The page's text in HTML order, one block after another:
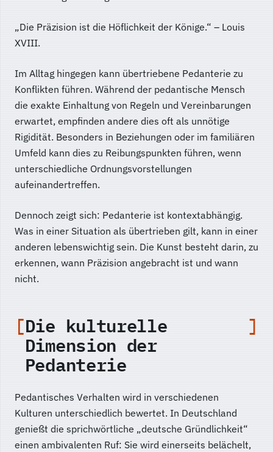
„Die Präzision ist die Höflichkeit der Könige.“ – Louis
XVIII.
Im Alltag hingegen kann übertriebene Pedanterie zu
Konflikten führen. Während der pedantische Mensch
die exakte Einhaltung von Regeln und Vereinbarungen
erwartet, empfinden andere dies oft als unnötige
Rigidität. Besonders in Beziehungen oder im familiären
Umfeld kann dies zu Reibungspunkten führen, wenn
unterschiedliche Ordnungsvorstellungen
aufeinandertreffen.
Dennoch zeigt sich: Pedanterie ist kontextabhängig.
Was in einer Situation als übertrieben gilt, kann in einer
anderen lebenswichtig sein. Die Kunst besteht darin, zu
erkennen, wann Präzision angebracht ist und wann
nicht.
Die kulturelle
Dimension der
Pedanterie
Pedantisches Verhalten wird in verschiedenen
Kulturen unterschiedlich bewertet. In Deutschland
genießt die sprichwörtliche „deutsche Gründlichkeit“
einen ambivalenten Ruf: Sie wird einerseits belächelt,